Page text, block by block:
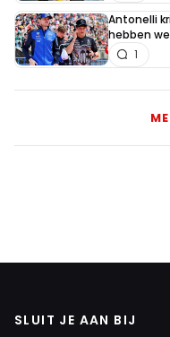
Antonelli
hebben
1
SLUIT JE AAN BIJ